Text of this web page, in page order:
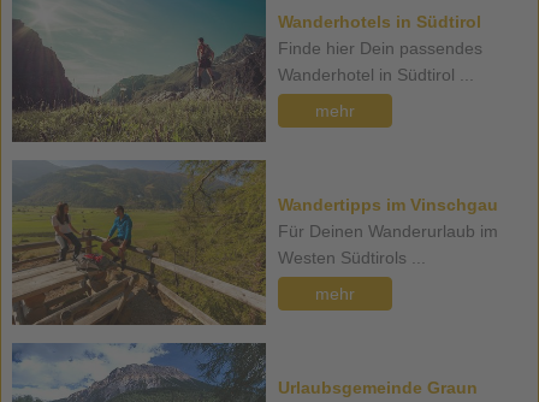
Wanderhotels in Südtirol
Finde hier Dein passendes
Wanderhotel in Südtirol ...
mehr
Wandertipps im Vinschgau
Für Deinen Wanderurlaub im
Westen Südtirols ...
mehr
Urlaubsgemeinde Graun